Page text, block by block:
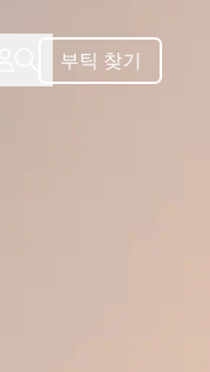
부틱 찾기
닫기
닫기